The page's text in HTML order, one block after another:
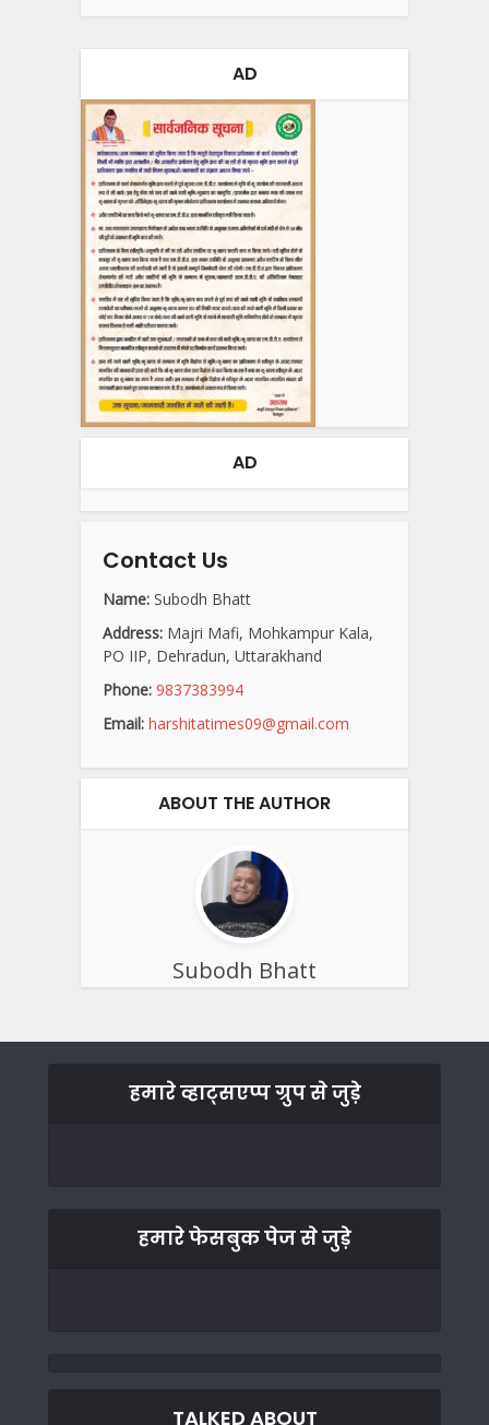
AD
AD
Contact Us
Name: Subodh Bhatt
Address: Majri Mafi, Mohkampur Kala,
PO IIP, Dehradun, Uttarakhand
Phone: 9837383994
Email: harshitatimes09@gmail.com
ABOUT THE AUTHOR
Subodh Bhatt
हमारे व्हाट्सएप्प ग्रुप से जुड़े
हमारे फेसबुक पेज से जुड़े
TALKED ABOUT